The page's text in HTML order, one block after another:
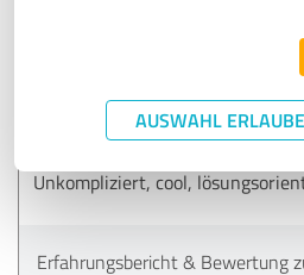
AUSWAHL
SEHR GUT
Unkompliziert, cool,
Erfahrungsbericht & Bewertung